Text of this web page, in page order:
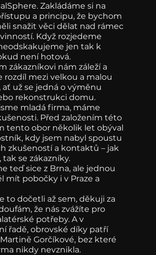
Zakládáme si na
a principu, že bychom
snažit věci dělat nad rámec
Když rozjedeme
jen tak k
není hotová.
zákazníkovi nám záleží a
rozdíl mezi velkou a malou
ať už se jedná o výměnu
rekonstrukci domu.
mladá firma, máme
Před založením této
tento obor několik let obýval
kdy jsem nabyl spoustu
zkušeností a kontaktů – jak
se zákazníky.
teď sice z Brna, ale jednou
mít pobočky i v Praze a
to dočetli až sem, děkuji za
že nás zvážíte pro
potřeby. A v
řadě, obrovské díky patří
Gorčíkové, bez které
nikdy nevznikla.